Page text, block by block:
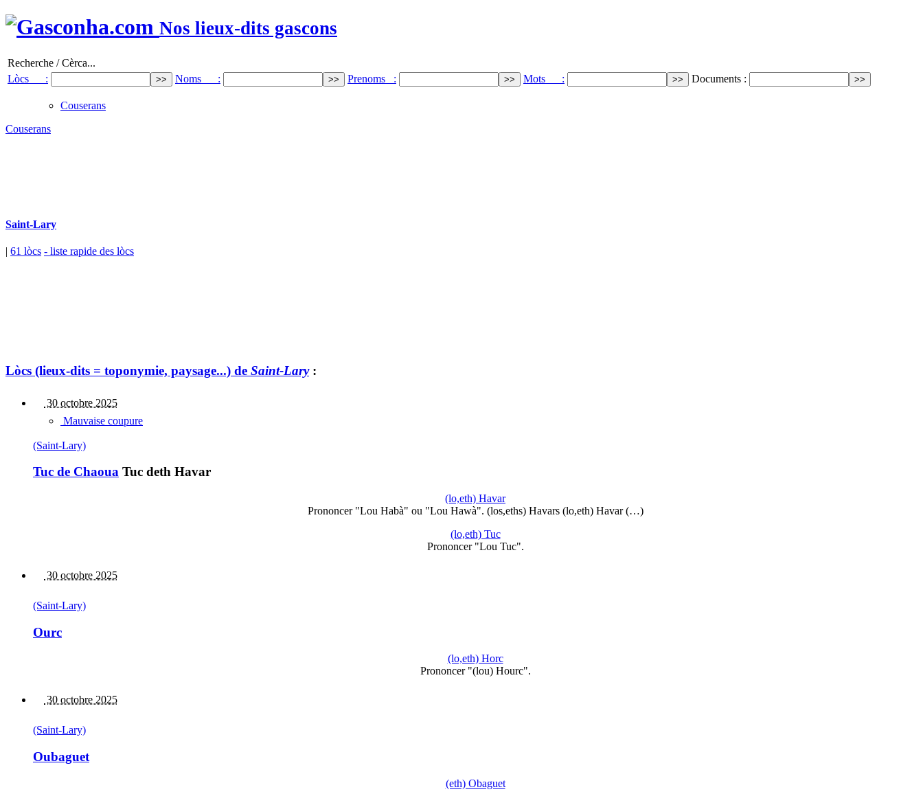
Nos lieux-dits gascons
Recherche / Cèrca...
Lòcs :
Noms : Prenoms : Mots : Documents :
Couserans
Couserans
Saint-Lary
| 61 lòcs - liste rapide des lòcs
Lòcs (lieux-dits = toponymie, paysage...) de Saint-Lary:
30 octobre 2025
Mauvaise coupure
(Saint-Lary)
Tuc de Chaoua Tuc deth Havar
(lo,eth) Havar
Prononcer "Lou Habà" ou "Lou Hawà". (los,eths) Havars (lo,eth) Havar (…)
(lo,eth) Tuc
Prononcer "Lou Tuc".
30 octobre 2025
(Saint-Lary)
Ourc
(lo,eth) Horc
Prononcer "(lou) Hourc".
30 octobre 2025
(Saint-Lary)
Oubaguet
(eth) Obaguet